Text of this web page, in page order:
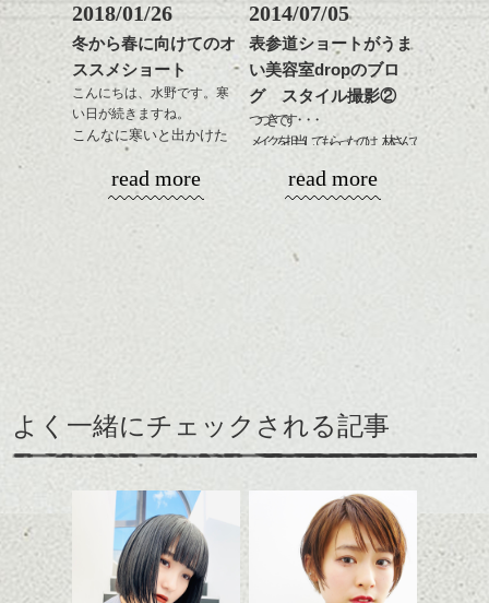
スパ／伸びても目立たない
リートメント/ブリーチ/イン
これからのスタイルチェ
ンジの事等
是非なんでもご相談して
下さい。
お待ちしております
ひきつづきミニマムヘア
で、
今回はマッシュ(っぽい!)
ショートカットの話。
クトなイメージのショー
トが良い感じでしたが、
そこに相反するボリュー
りフォルムが際立つと春
に向けていい感じだと思
いますよ。
↑こんなふうにフロント部
分をややフォルミーに見
2018/01/26
冬から春に向けてのオ
ススメショート
こんにちは、水野です。寒
い日が続きますね。
こんなに寒いと出かけた
なのでおうちで暖かくし
てまったりと過ごす冬
に、そしてこれからの春
緩いパーマがリラックス
雰囲気にぴったり、ニッ
トとコンパクトなショー
パーマそして春はパーマ
が似合う季節、柔らかく
ふわっとしたイメージに
したくなりませんか？
read more
2014/07/05
表参道ショートがうま
い美容室dropのブロ
グ スタイル撮影②
つづきです・・・
メイクを担当してもらったのは、林さんで
メイクのテーマは、ナチュラルフェミニン
read more
よく一緒にチェックされる記事